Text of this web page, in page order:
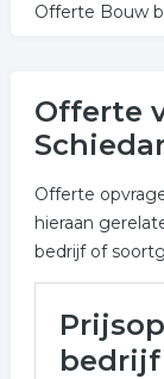
Offerte Bouw
Offerte
Offerte
hieraan
bedrijf of
bedrijf